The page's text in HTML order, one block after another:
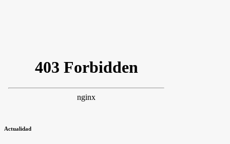
Actualidad